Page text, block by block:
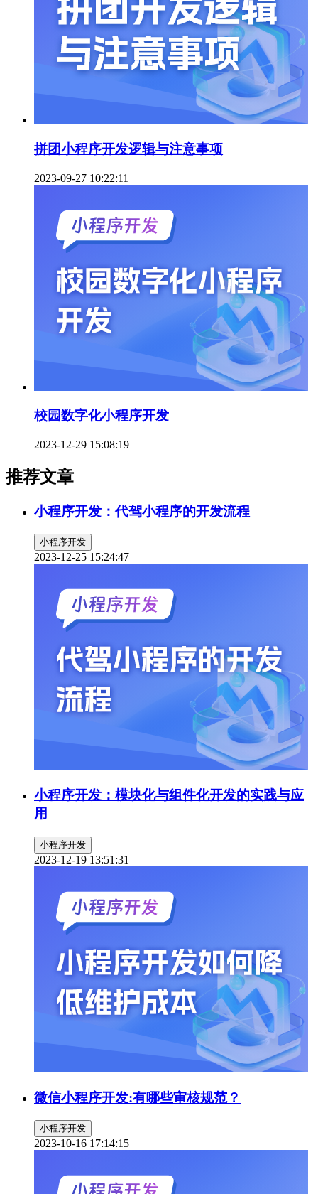
拼团小程序开发逻辑与注意事项
2023-09-27 10:22:11
校园数字化小程序开发
2023-12-29 15:08:19
推荐文章
小程序开发：代驾小程序的开发流程
小程序开发
2023-12-25 15:24:47
小程序开发：模块化与组件化开发的实践与应
用
小程序开发
2023-12-19 13:51:31
微信小程序开发:有哪些审核规范？
小程序开发
2023-10-16 17:14:15